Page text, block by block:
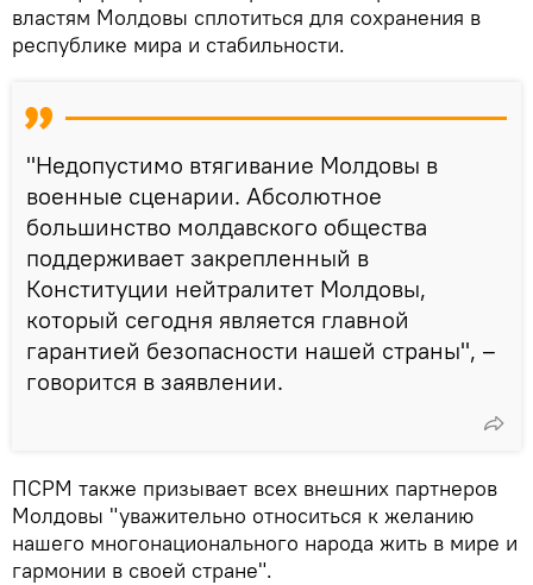
властям Молдовы сплотиться для сохранения в
республике мира и стабильности.
"Недопустимо втягивание Молдовы в
военные сценарии. Абсолютное
большинство молдавского общества
поддерживает закрепленный в
Конституции нейтралитет Молдовы,
который сегодня является главной
гарантией безопасности нашей страны", –
говорится в заявлении.
ПСРМ также призывает всех внешних партнеров
Молдовы "уважительно относиться к желанию
нашего многонационального народа жить в мире и
гармонии в своей стране".